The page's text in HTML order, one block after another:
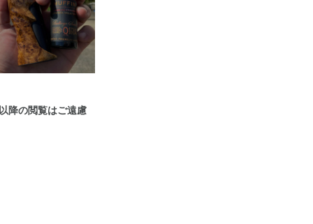
降の閲覧はご遠慮